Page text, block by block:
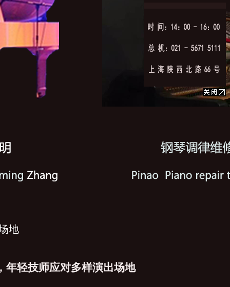
地
年轻技师应对多样演出场地